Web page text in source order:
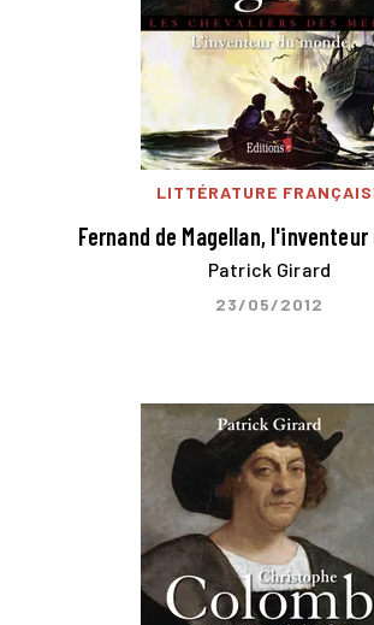
LITTÉRATURE
Fernand de Magellan, l'inventeur
Patrick Girard
23/05/2012